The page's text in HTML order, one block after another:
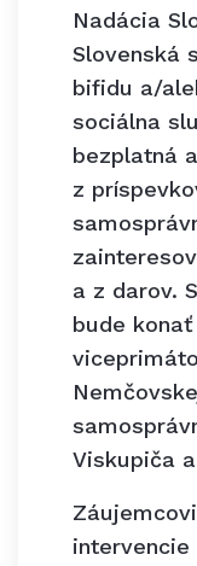
Nadácia
Slovenská
bifidu a/
sociálna
bezplatná
z
a z darov.
bude
Viskupiča